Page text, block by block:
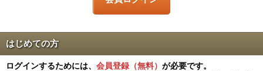
はじめての方
ログインするためには、 会員登録（無料） が必要です。